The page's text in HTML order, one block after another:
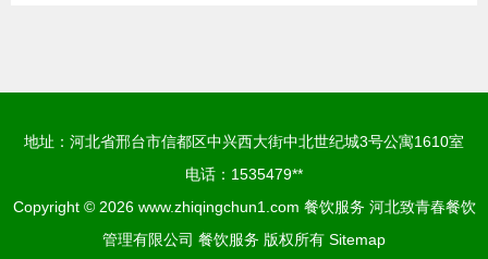
地址：河北省邢台市信都区中兴西大街中北世纪城3号公寓1610室
电话：1535479**
Copyright © 2026 www.zhiqingchun1.com 餐饮服务 河北致青春餐饮
管理有限公司 餐饮服务 版权所有 Sitemap